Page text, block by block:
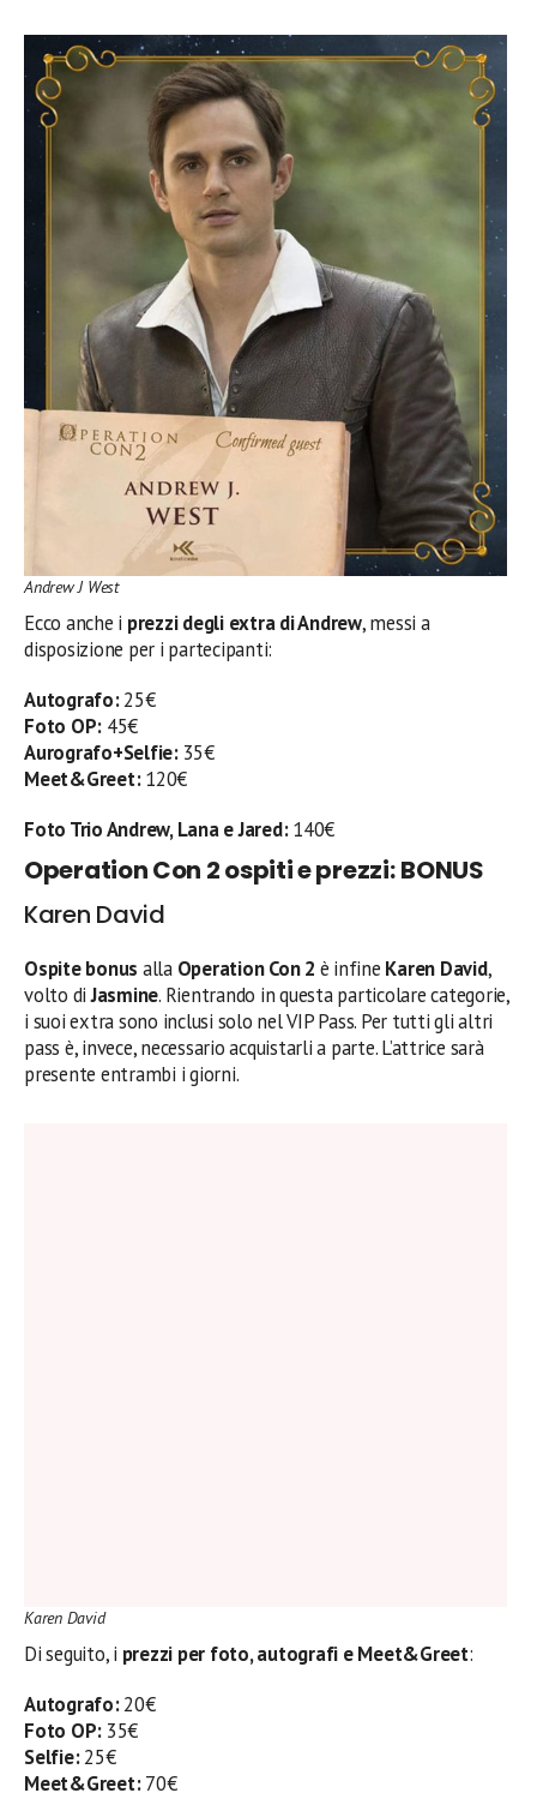
Andrew J West
Ecco anche i prezzi degli extra di Andrew, messi a
disposizione per i partecipanti:
Autografo:25€
Foto OP: 45€
Aurografo+Selfie:35€
Meet&Greet:120€
Foto Trio Andrew, Lana e Jared:140€
Operation Con 2 ospiti e prezzi:BONUS
Karen David
Ospite bonus alla Operation Con 2 è infine Karen David,
volto diJasmine. Rientrando in questa particolare categorie,
i suoi extra sono inclusi solo nel VIP Pass. Per tutti gli altri
pass è, invece, necessario acquistarli a parte. L’attrice sarà
presente entrambi i giorni.
Karen David
Di seguito, i prezzi per foto, autografi e Meet&Greet:
Autografo:20€
Foto OP: 35€
Selfie:25€
Meet&Greet:70€